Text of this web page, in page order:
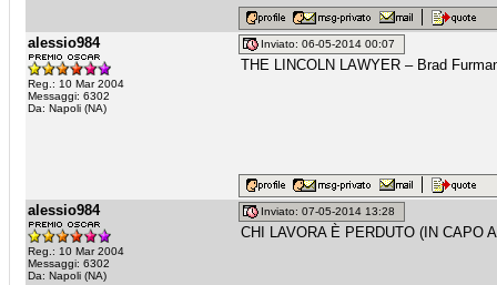
alessio984
Reg.: 10 Mar 2004
Messaggi: 6302
Da: Napoli (NA)
Inviato: 06-05-2014 00:07
THE LINCOLN LAWYER – Brad
alessio984
Reg.: 10 Mar 2004
Messaggi: 6302
Da: Napoli (NA)
Inviato: 07-05-2014 13:28
CHI LAVORA È PERDUTO (IN CAPO